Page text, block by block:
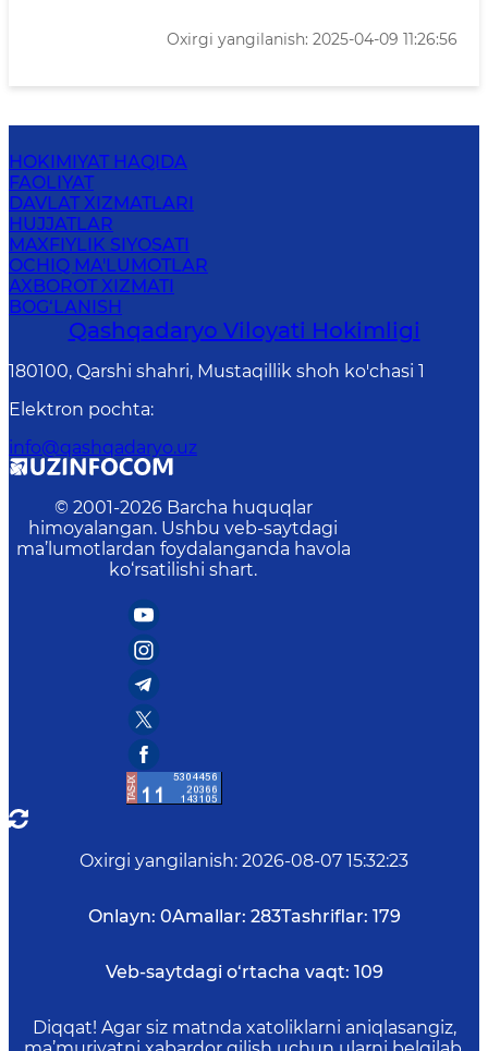
Oxirgi yangilanish: 2025-04-09 11:26:56
HOKIMIYAT HAQIDA
FAOLIYAT
DAVLAT XIZMATLARI
HUJJATLAR
MAXFIYLIK SIYOSATI
OCHIQ MA'LUMOTLAR
AXBOROT XIZMATI
BOG‘LANISH
Qashqadaryo Viloyati Hоkimligi
180100, Qаrshi shаhri, Mustаqillik shoh ko'chasi 1
Elektron pochta:
info@qashqadaryo.uz
© 2001-2026 Barcha huquqlar
himoyalangan. Ushbu veb-saytdagi
ma’lumotlardan foydalanganda havola
ko‘rsatilishi shart.
Oxirgi yangilanish: 2026-08-07 15:32:23
Onlayn: 0Amallar: 283Tashriflar: 179
Veb-saytdagi o‘rtacha vaqt: 109
Diqqat! Agar siz matnda xatoliklarni aniqlasangiz,